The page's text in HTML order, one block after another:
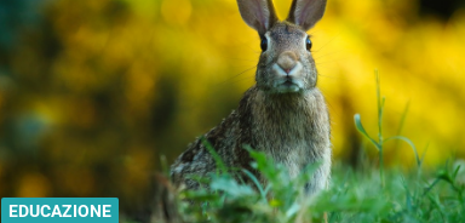
EDUCAZIONE